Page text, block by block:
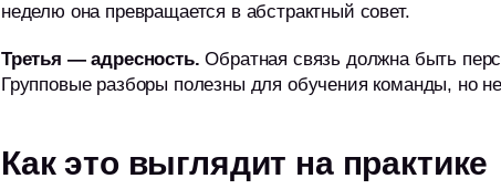
неделю она превращается в абстрактный совет.
Третья — адресность. Обратная связь должна быть
Групповые разборы полезны для обучения команды, но
Как это выглядит на практике